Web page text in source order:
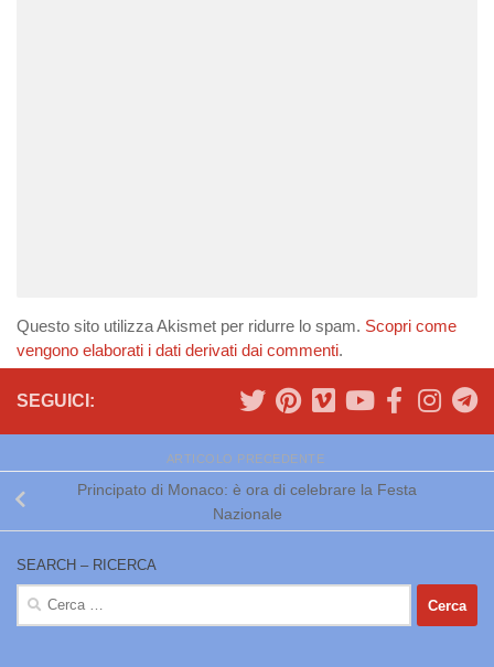
Questo sito utilizza Akismet per ridurre lo spam. Scopri come
vengono elaborati i dati derivati dai commenti.
SEGUICI:
ARTICOLO PRECEDENTE
Principato di Monaco: è ora di celebrare la Festa
Nazionale
SEARCH – RICERCA
Ricerca
per: